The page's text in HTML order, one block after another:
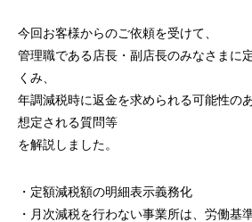
今回お客様からのご依頼を受けて、
管理職である店長・副店長のみなさまに
くみ、
年調減税時に返金を求められる可能性の
想定される質問等
を解説しました。
・定額減税額の明細表示義務化
・月次減税を行わない事業所は、労働基